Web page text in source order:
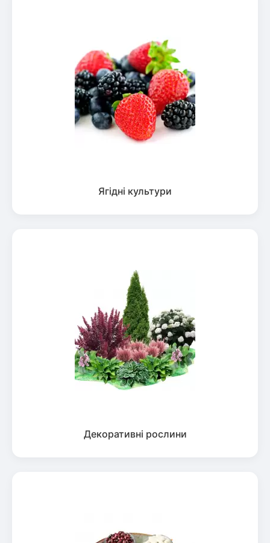
Ягідні культури
Декоративні рослини